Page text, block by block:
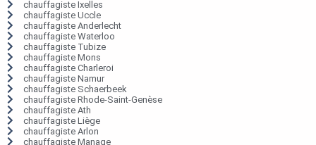
chauffagiste Ixelles
chauffagiste Uccle
chauffagiste Anderlecht
chauffagiste Waterloo
chauffagiste Tubize
chauffagiste Mons
chauffagiste Charleroi
chauffagiste Namur
chauffagiste Schaerbeek
chauffagiste Rhode-Saint-Genèse
chauffagiste Ath
chauffagiste Liège
chauffagiste Arlon
chauffagiste Manage